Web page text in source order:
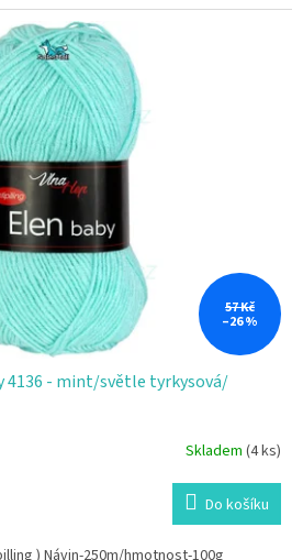
57 Kč
–26 %
4136 - mint/světle tyrkysová/
Skladem(4 ks)
Do košíku